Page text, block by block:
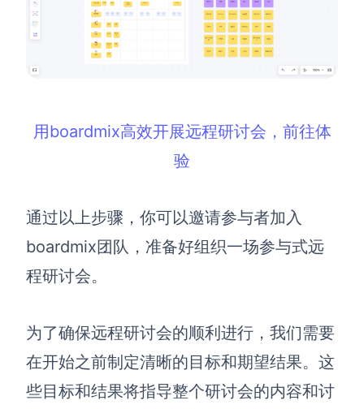
用boardmix高效开展远程研讨会，前往体
验
通过以上步骤，你可以邀请参与者加入
boardmix团队，准备好组织一场参与式远
程研讨会。
为了确保远程研讨会的顺利进行，我们需要
在开始之前制定清晰的目标和期望结果。这
些目标和结果将指导整个研讨会的内容和讨